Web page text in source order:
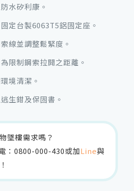
水矽利康。
定台製6063T5鋁固定座。
線並調整鬆緊度。
限制鋼索拉開之距離。
境清潔。
生鉗及保固書。
墜樓需求嗎？
： 0800-000-430或加Line與